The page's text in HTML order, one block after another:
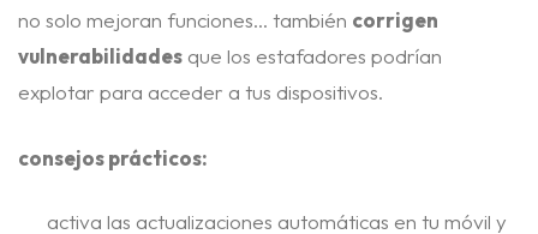
no solo mejoran funciones… también corrigen
vulnerabilidades que los estafadores podrían
explotar para acceder a tus dispositivos.
consejos prácticos:
activa las actualizaciones automáticas en tu móvil y